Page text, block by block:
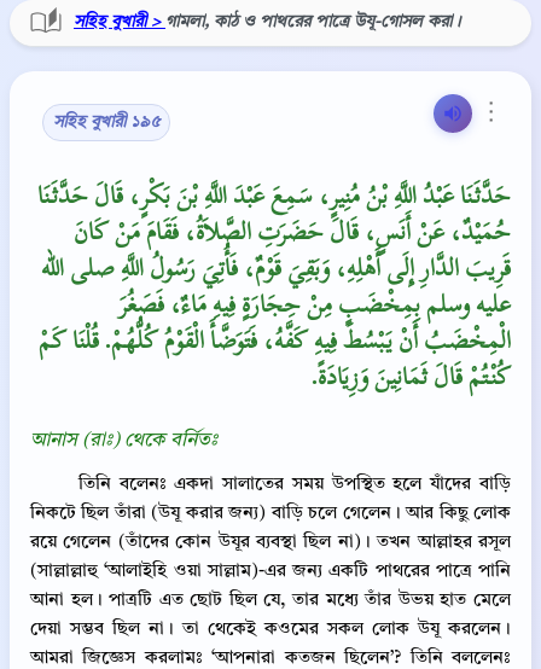
সহিহ বুখারী > গামলা, কাঠ ও পাথরের পাত্রে উযূ-গোসল করা।
⋮
সহিহ বুখারী ১৯৫
حَدَّثَنَا عَبْدُ اللَّهِ بْنُ مُنِيرٍ، سَمِعَ عَبْدَ اللَّهِ بْنَ بَكْرٍ، قَالَ حَدَّثَنَا
حُمَيْدٌ، عَنْ أَنَسٍ، قَالَ حَضَرَتِ الصَّلاَةُ، فَقَامَ مَنْ كَانَ
قَرِيبَ الدَّارِ إِلَى أَهْلِهِ، وَبَقِيَ قَوْمٌ، فَأُتِيَ رَسُولُ اللَّهِ صلى الله
عليه وسلم بِمِخْضَبٍ مِنْ حِجَارَةٍ فِيهِ مَاءٌ، فَصَغُرَ
الْمِخْضَبُ أَنْ يَبْسُطَ فِيهِ كَفَّهُ، فَتَوَضَّأَ الْقَوْمُ كُلُّهُمْ‏.‏ قُلْنَا كَمْ
كُنْتُمْ قَالَ ثَمَانِينَ وَزِيَادَةً‏.‏
আনাস (রাঃ) থেকে বর্নিতঃ
তিনি বলেনঃ একদা সালাতের সময় উপস্থিত হলে যাঁদের বাড়ি
নিকটে ছিল তাঁরা (উযূ করার জন্য) বাড়ি চলে গেলেন। আর কিছু লোক
রয়ে গেলেন (তাঁদের কোন উযূর ব্যবস্থা ছিল না)। তখন আল্লাহর রসূল
(সাল্লাল্লাহু ‘আলাইহি ওয়া সাল্লাম)-এর জন্য একটি পাথরের পাত্রে পানি
আনা হল। পাত্রটি এত ছোট ছিল যে, তার মধ্যে তাঁর উভয় হাত মেলে
দেয়া সম্ভব ছিল না। তা থেকেই কওমের সকল লোক উযূ করলেন।
আমরা জিজ্ঞেস করলামঃ ‘আপনারা কতজন ছিলেন’? তিনি বললেনঃ